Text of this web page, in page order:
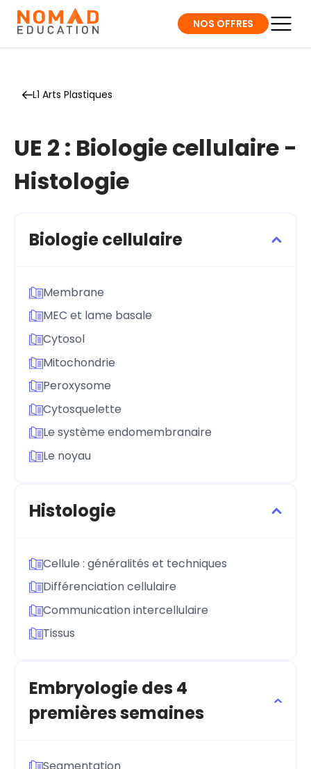
NOS OFFRES
L1 Arts Plastiques
UE 2 : Biologie cellulaire -
Histologie
Biologie cellulaire
Membrane
MEC et lame basale
Cytosol
Mitochondrie
Peroxysome
Cytosquelette
Le système endomembranaire
Le noyau
Histologie
Cellule : généralités et techniques
Différenciation cellulaire
Communication intercellulaire
Tissus
Embryologie des 4
premières semaines